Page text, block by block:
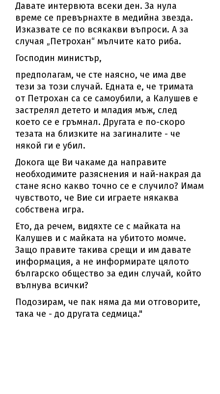
Давате интервюта всеки ден. За нула
време се превърнахте в медийна звезда.
Изказвате се по всякакви въпроси. А за
случая „Петрохан“ мълчите като риба.
Господин министър,
предполагам, че сте наясно, че има две
тези за този случай. Едната е, че тримата
от Петрохан са се самоубили, а Калушев е
застрелял детето и младия мъж, след
което се е гръмнал. Другата е по-скоро
тезата на близките на загиналите - че
някой ги е убил.
Докога ще Ви чакаме да направите
необходимите разяснения и най-накрая да
стане ясно какво точно се е случило? Имам
чувството, че Вие си играете някаква
собствена игра.
Ето, да речем, видяхте се с майката на
Калушев и с майката на убитото момче.
Защо правите такива срещи и им давате
информация, а не информирате цялото
българско общество за един случай, който
вълнува всички?
Подозирам, че пак няма да ми отговорите,
така че - до другата седмица."